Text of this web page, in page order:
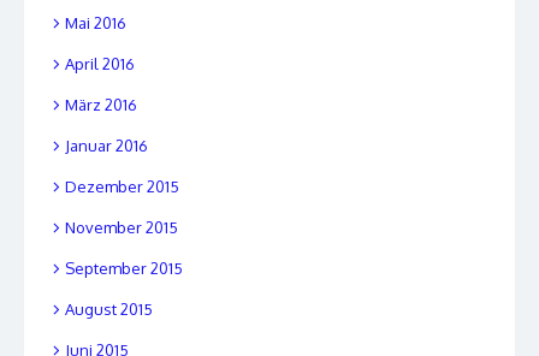
Mai 2016
April 2016
März 2016
Januar 2016
Dezember 2015
November 2015
September 2015
August 2015
Juni 2015